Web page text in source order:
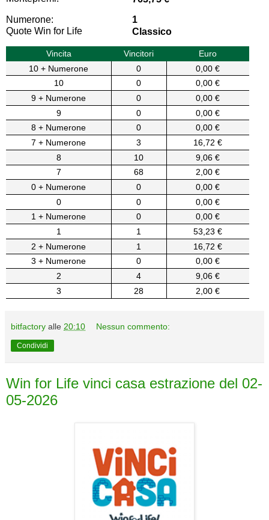
Numerone:
1
Quote Win for Life
Classico
Vincita Vincitori
Euro
10 + Numerone
0
0,00 €
10
0
0,00 €
9 + Numerone
0
0,00 €
9
0
0,00 €
8 + Numerone
0
0,00 €
7 + Numerone
3
16,72 €
8
10
9,06 €
7
68
2,00 €
0 + Numerone
0
0,00 €
0
0
0,00 €
1 + Numerone
0
0,00 €
1
1
53,23 €
2 + Numerone
1
16,72 €
3 + Numerone
0
0,00 €
2
4
9,06 €
3
28 2,00 €
bitfactory alle 20:10 Nessun commento:
Condividi
Win for Life vinci casa estrazione del 02-
05-2026